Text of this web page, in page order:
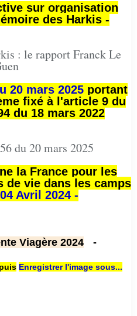
sur organisation
des Harkis -
: le rapport Franck Le
20 mars 2025portant
fixé à l'article 9 du
du 18 mars 2022
du 20 mars 2025
la France pour les
de vie dans les camps
04 Avril 2024 -
Viagère 2024 -
puis Enregistrer l'image sous...